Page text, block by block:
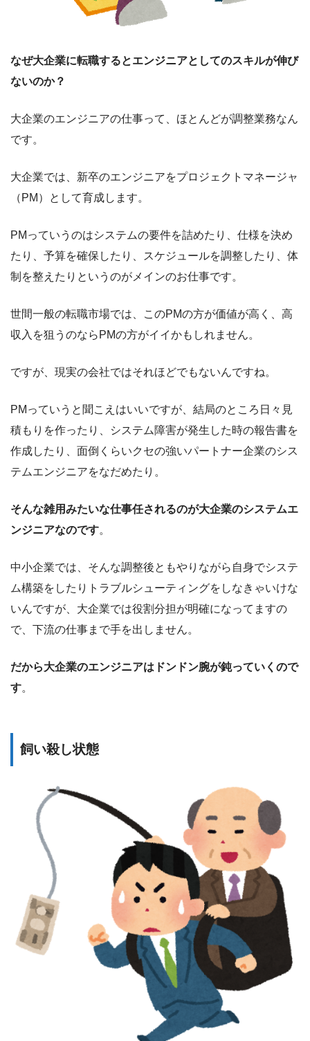
なぜ大企業に転職するとエンジニアとしてのスキルが伸び
ないのか？
大企業のエンジニアの仕事って、ほとんどが調整業務なん
です。
大企業では、新卒のエンジニアをプロジェクトマネージャ
（PM）として育成します。
PMっていうのはシステムの要件を詰めたり、仕様を決め
たり、予算を確保したり、スケジュールを調整したり、体
制を整えたりというのがメインのお仕事です。
世間一般の転職市場では、このPMの方が価値が高く、高
収入を狙うのならPMの方がイイかもしれません。
ですが、現実の会社ではそれほどでもないんですね。
PMっていうと聞こえはいいですが、結局のところ日々見
積もりを作ったり、システム障害が発生した時の報告書を
作成したり、面倒くらいクセの強いパートナー企業のシス
テムエンジニアをなだめたり。
そんな雑用みたいな仕事任されるのが大企業のシステムエ
ンジニアなのです。
中小企業では、そんな調整後ともやりながら自身でシステ
ム構築をしたりトラブルシューティングをしなきゃいけな
いんですが、大企業では役割分担が明確になってますの
で、下流の仕事まで手を出しません。
だから大企業のエンジニアはドンドン腕が鈍っていくので
す。
飼い殺し状態